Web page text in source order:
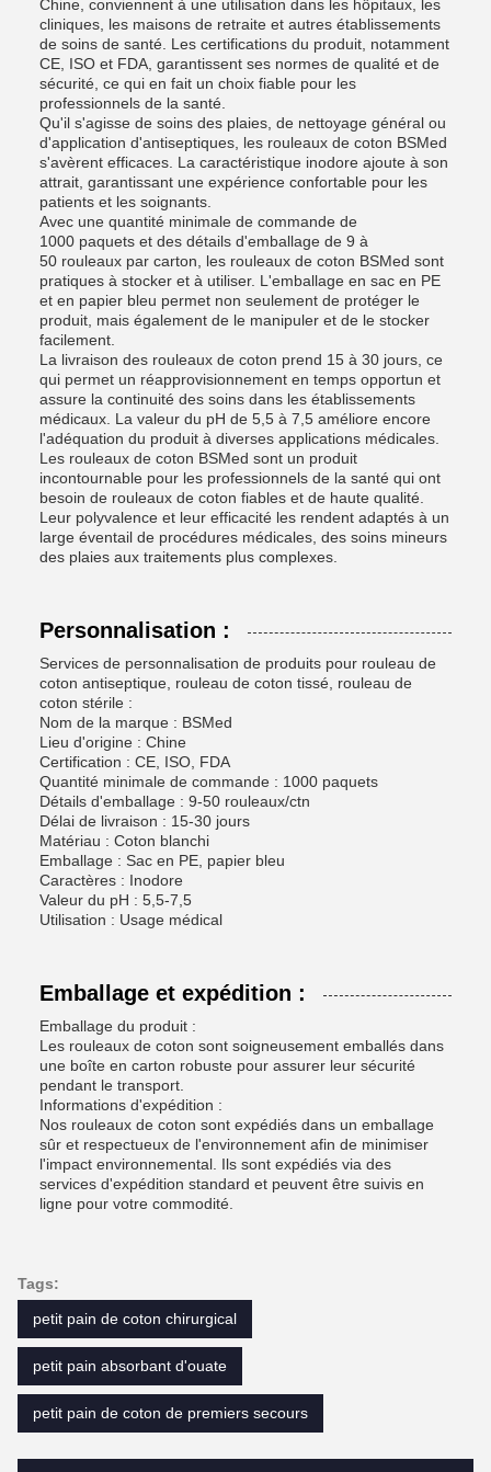
Chine, conviennent à une utilisation dans les hôpitaux, les
cliniques, les maisons de retraite et autres établissements
de soins de santé. Les certifications du produit, notamment
CE, ISO et FDA, garantissent ses normes de qualité et de
sécurité, ce qui en fait un choix fiable pour les
professionnels de la santé.
Qu'il s'agisse de soins des plaies, de nettoyage général ou
d'application d'antiseptiques, les rouleaux de coton BSMed
s'avèrent efficaces. La caractéristique inodore ajoute à son
attrait, garantissant une expérience confortable pour les
patients et les soignants.
Avec une quantité minimale de commande de
1000 paquets et des détails d'emballage de 9 à
50 rouleaux par carton, les rouleaux de coton BSMed sont
pratiques à stocker et à utiliser. L'emballage en sac en PE
et en papier bleu permet non seulement de protéger le
produit, mais également de le manipuler et de le stocker
facilement.
La livraison des rouleaux de coton prend 15 à 30 jours, ce
qui permet un réapprovisionnement en temps opportun et
assure la continuité des soins dans les établissements
médicaux. La valeur du pH de 5,5 à 7,5 améliore encore
l'adéquation du produit à diverses applications médicales.
Les rouleaux de coton BSMed sont un produit
incontournable pour les professionnels de la santé qui ont
besoin de rouleaux de coton fiables et de haute qualité.
Leur polyvalence et leur efficacité les rendent adaptés à un
large éventail de procédures médicales, des soins mineurs
des plaies aux traitements plus complexes.
Personnalisation :
Services de personnalisation de produits pour rouleau de
coton antiseptique, rouleau de coton tissé, rouleau de
coton stérile :
Nom de la marque : BSMed
Lieu d'origine : Chine
Certification : CE, ISO, FDA
Quantité minimale de commande : 1000 paquets
Détails d'emballage : 9-50 rouleaux/ctn
Délai de livraison : 15-30 jours
Matériau : Coton blanchi
Emballage : Sac en PE, papier bleu
Caractères : Inodore
Valeur du pH : 5,5-7,5
Utilisation : Usage médical
Emballage et expédition :
Emballage du produit :
Les rouleaux de coton sont soigneusement emballés dans
une boîte en carton robuste pour assurer leur sécurité
pendant le transport.
Informations d'expédition :
Nos rouleaux de coton sont expédiés dans un emballage
sûr et respectueux de l'environnement afin de minimiser
l'impact environnemental. Ils sont expédiés via des
services d'expédition standard et peuvent être suivis en
ligne pour votre commodité.
Tags:
petit pain de coton chirurgical
petit pain absorbant d'ouate
petit pain de coton de premiers secours